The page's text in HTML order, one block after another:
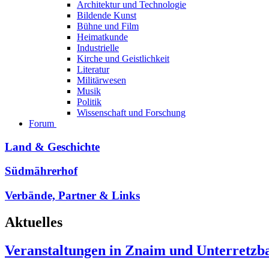
Architektur und Technologie
Bildende Kunst
Bühne und Film
Heimatkunde
Industrielle
Kirche und Geistlichkeit
Literatur
Militärwesen
Musik
Politik
Wissenschaft und Forschung
Forum
Land & Geschichte
Südmährerhof
Verbände, Partner & Links
Aktuelles
Veranstaltungen in Znaim und